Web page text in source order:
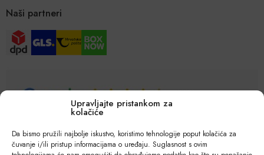
Upravljajte pristankom za
kolačiće
Da bismo pružili najbolje iskustvo, koristimo tehnologije poput kolačića za
čuvanje i/ili pristup informacijama o uređaju. Suglasnost s ovim
Naši partneri